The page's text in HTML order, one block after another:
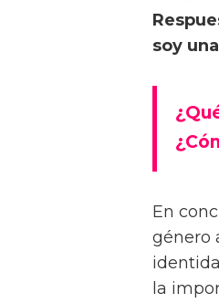
soy
En
género
la